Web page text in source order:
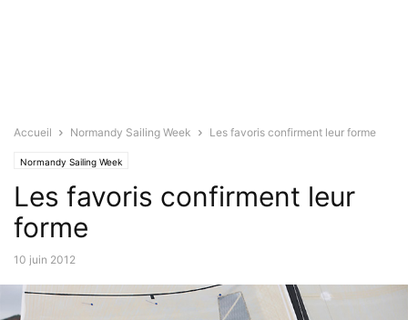
Accueil Normandy Sailing Week Les favoris confirment leur forme
Normandy Sailing Week
Les favoris confirment leur
forme
10 juin 2012